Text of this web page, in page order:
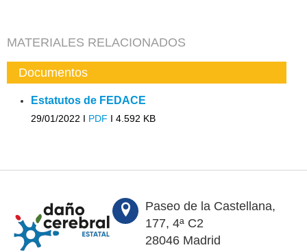
MATERIALES RELACIONADOS
Documentos
Estatutos de FEDACE
29/01/2022 I PDF I 4.592 KB
Paseo de la Castellana,
177, 4ª C2
28046 Madrid